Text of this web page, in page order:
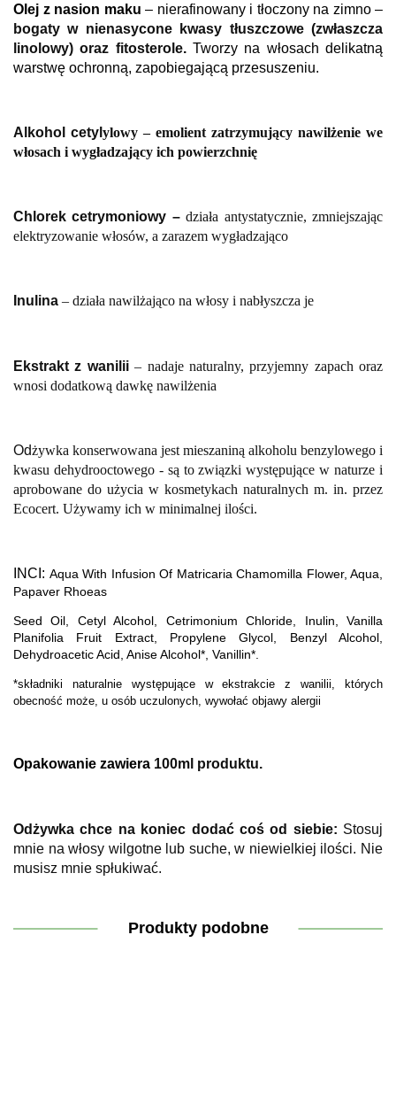
Ol ej z nasion maku – nierafinowanyi tłoczonyna zimno –
bogaty w nienasycone kwasy tłuszczowe (zwłaszcza
linolowy) oraz fitosterole. Tworzy na włosach delikatną
warstwę ochronną, zapobiegającą przesuszeniu.
Alkohol cetyl ylowy – emolient zatrzymujący nawilżenie we
włosach i wygładzający ich powierzchnię
Chlorek cetrymoniowy –działa antystatycznie, zmniejszając
elektryzowanie włosów, a zarazem wygładzająco
Inulina – działa nawilżająco na włosy i nabłyszcza je
Ekstrakt z wanilii– nadaje naturalny, przyjemny zapach oraz
wnosi dodatkową dawkę nawilżenia
Odżywka konserwowana jest mieszaniną alkoholu benzylowego i
kwasu dehydrooctowego - są to związki występujące w naturze i
aprobowane do użycia w kosmetykach naturalnych m. in. przez
Ecocert. Używamy ich w minimalnej ilości.
INCI: Aqua With Infusion Of Matricaria Chamomilla Flower, Aqua,
Papaver Rhoeas
Seed Oil, Cetyl Alcohol, Cetrimonium Chloride, Inulin, Vanilla
Planifolia Fruit Extract, Propylene Glycol, Benzyl Alcohol,
Dehydroacetic Acid, Anise Alcohol*, Vanillin*.
*składniki naturalnie występujące w ekstrakcie z wanilii, których
obecność może, u osób uczulonych, wywołać objawy alergii
Opakowanie zawiera 100ml produktu.
Odżywka chce na koniec dodać coś od siebie: Stosuj
mnie na włosy wilgotne lub suche, w niewielkiej ilości. Nie
musisz mnie spłukiwać.
Produkty podobne